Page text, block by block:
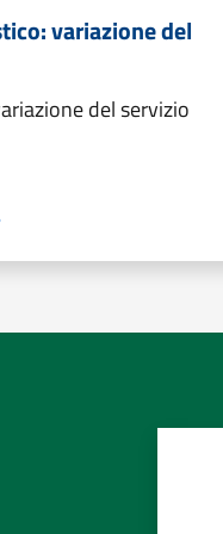
variazione del
del servizio